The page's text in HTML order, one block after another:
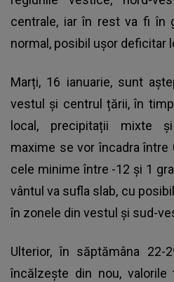
centrale, iar în rest va fi în
normal, posibil ușor deficitar
Marți, 16 ianuarie, sunt
vestul și centrul țării, în
local, precipitații mixte
maxime se vor încadra între
cele minime între -12 şi 1
vântul va sufla slab, cu
în zonele din vestul și sud-
Ulterior, în săptămâna 22-
încălzește din nou,